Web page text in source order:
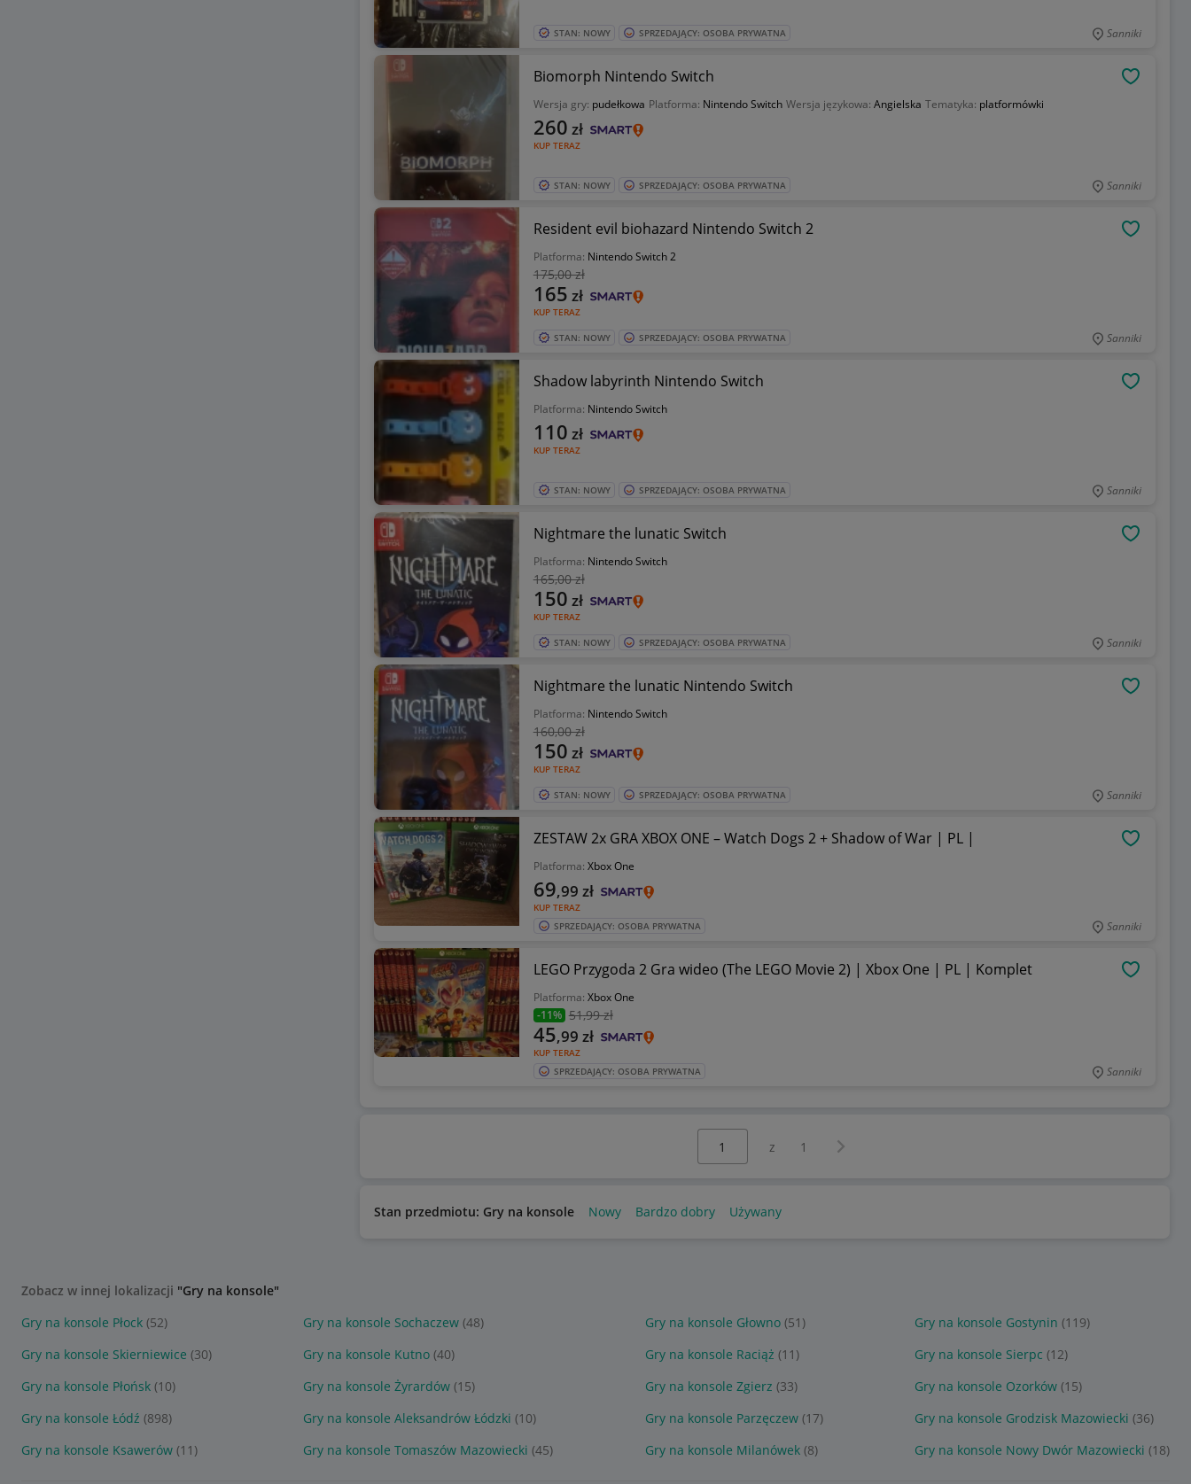
STAN: NOWY SPRZEDAJĄCY: OSOBA PRYWATNA Sanniki
Biomorph Nintendo Switch
Wersja gry: pudełkowa Platforma: Nintendo Switch Wersja językowa: Angielska Tematyka: platformówki
KUP TERAZ
260 zł
STAN: NOWY SPRZEDAJĄCY: OSOBA PRYWATNA Sanniki
Resident evil biohazard Nintendo Switch 2
Platforma: Nintendo Switch 2
175,00 zł
KUP TERAZ
165 zł
STAN: NOWY SPRZEDAJĄCY: OSOBA PRYWATNA Sanniki
Shadow labyrinth Nintendo Switch
Platforma: Nintendo Switch
KUP TERAZ
110 zł
STAN: NOWY SPRZEDAJĄCY: OSOBA PRYWATNA Sanniki
Nightmare the lunatic Switch
Platforma: Nintendo Switch
165,00 zł
KUP TERAZ
150 zł
STAN: NOWY SPRZEDAJĄCY: OSOBA PRYWATNA Sanniki
Nightmare the lunatic Nintendo Switch
Platforma: Nintendo Switch
160,00 zł
KUP TERAZ
150 zł
STAN: NOWY SPRZEDAJĄCY: OSOBA PRYWATNA Sanniki
ZESTAW 2x GRA XBOX ONE – Watch Dogs 2 + Shadow of War | PL |
Platforma: Xbox One
KUP TERAZ
69,99 zł
SPRZEDAJĄCY: OSOBA PRYWATNA Sanniki
LEGO Przygoda 2 Gra wideo (The LEGO Movie 2) | Xbox One | PL | Komplet
Platforma: Xbox One
-11% 51,99 zł
KUP TERAZ
45,99 zł
SPRZEDAJĄCY: OSOBA PRYWATNA Sanniki
z 1 Następna strona
Stan przedmiotu: Gry na konsole Nowy Bardzo dobry Używany
Zobacz w innej lokalizacji "Gry na konsole"
Gry na konsole Płock (52) Gry na konsole Sochaczew (48) Gry na konsole Głowno (51) Gry na konsole Gostynin (119)
Gry na konsole Skierniewice (30) Gry na konsole Kutno (40) Gry na konsole Raciąż (11) Gry na konsole Sierpc (12)
Gry na konsole Płońsk (10) Gry na konsole Żyrardów (15) Gry na konsole Zgierz (33) Gry na konsole Ozorków (15)
Gry na konsole Łódź (898) Gry na konsole Aleksandrów Łódzki (10) Gry na konsole Parzęczew (17) Gry na konsole Grodzisk Mazowiecki (36)
Gry na konsole Ksawerów (11) Gry na konsole Tomaszów Mazowiecki (45) Gry na konsole Milanówek (8) Gry na konsole Nowy Dwór Mazowiecki (18)